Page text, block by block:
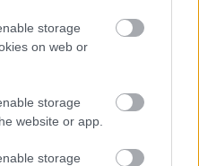
storage
on web or
storage
website or app.
storage
2026-08-12 20:30
08-15 18:00